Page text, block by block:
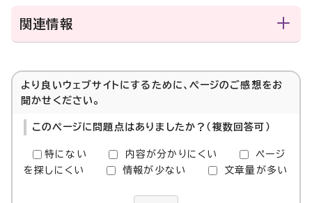
関連情報
より良いウェブサイトにするために、ページのご感想をお
聞かせください。
このページに問題点はありましたか？（複数回答可）
特にない 内容が分かりにくい
ページ
を探しにくい
情報が少ない 文章量が多い